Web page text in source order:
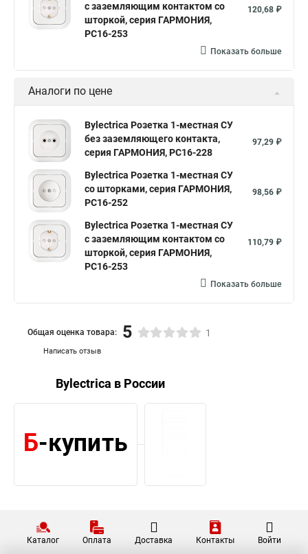
с заземляющим контактом со
шторкой, серия ГАРМОНИЯ,
РС16-253
120,68 ₽
Показать больше
Аналоги по цене
Bylectrica Розетка 1-местная СУ
без заземляющего контакта,
серия ГАРМОНИЯ, РС16-228
97,29 ₽
Bylectrica Розетка 1-местная СУ
со шторками, серия ГАРМОНИЯ,
РС16-252
98,56 ₽
Bylectrica Розетка 1-местная СУ
с заземляющим контактом со
шторкой, серия ГАРМОНИЯ,
РС16-253
110,79 ₽
Показать больше
Написать отзыв
Общая оценка товара: 5 1
Bylectrica в России
Каталог Оплата Доставка Контакты Войти